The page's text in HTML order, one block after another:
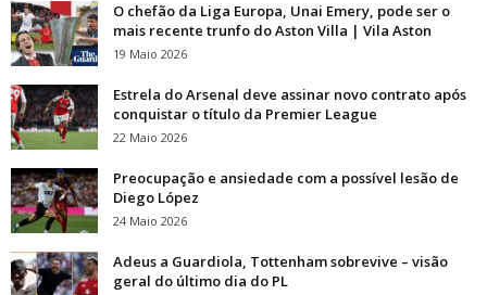
O chefão da Liga Europa, Unai Emery, pode ser o
mais recente trunfo do Aston Villa | Vila Aston
19 Maio 2026
Estrela do Arsenal deve assinar novo contrato após
conquistar o título da Premier League
22 Maio 2026
Preocupação e ansiedade com a possível lesão de
Diego López
24 Maio 2026
Adeus a Guardiola, Tottenham sobrevive – visão
geral do último dia do PL